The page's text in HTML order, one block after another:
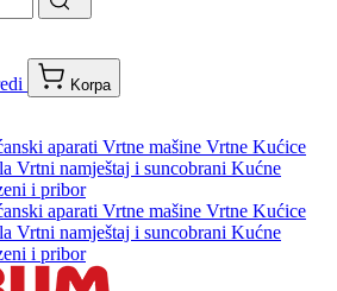
Korpa
aparati Vrtne mašine Vrtne Kućice
Vrtni namještaj i suncobrani Kućne
i pribor
aparati Vrtne mašine Vrtne Kućice
Vrtni namještaj i suncobrani Kućne
i pribor